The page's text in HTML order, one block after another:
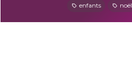
enfants noël